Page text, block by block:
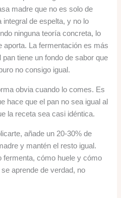
madre que no es solo de
integral de espelta, y no lo
ninguna teoría concreta, lo
aporta. La fermentación es más
tiene un fondo de sabor que
no consigo igual.
obvia cuando lo comes. Es
hace que el pan no sea igual al
la receta sea casi idéntica.
añade un 20-30% de
y mantén el resto igual.
fermenta, cómo huele y cómo
aprende de verdad, no